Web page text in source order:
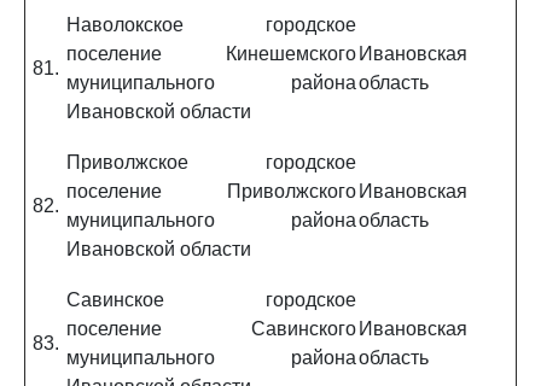
81.
Наволокское городское
поселение Кинешемского
муниципального района
Ивановской области
Ивановская
область
82.
Приволжское городское
поселение Приволжского
муниципального района
Ивановской области
Ивановская
область
83.
Савинское городское
поселение Савинского
муниципального района
Ивановская
область